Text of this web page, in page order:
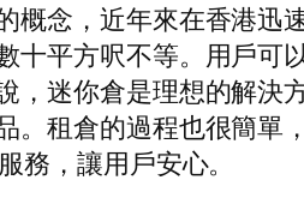
念，近年來在香港迅
平方呎不等。用戶可
迷你倉是理想的解決
租倉的過程也很簡單
，讓用戶安心。